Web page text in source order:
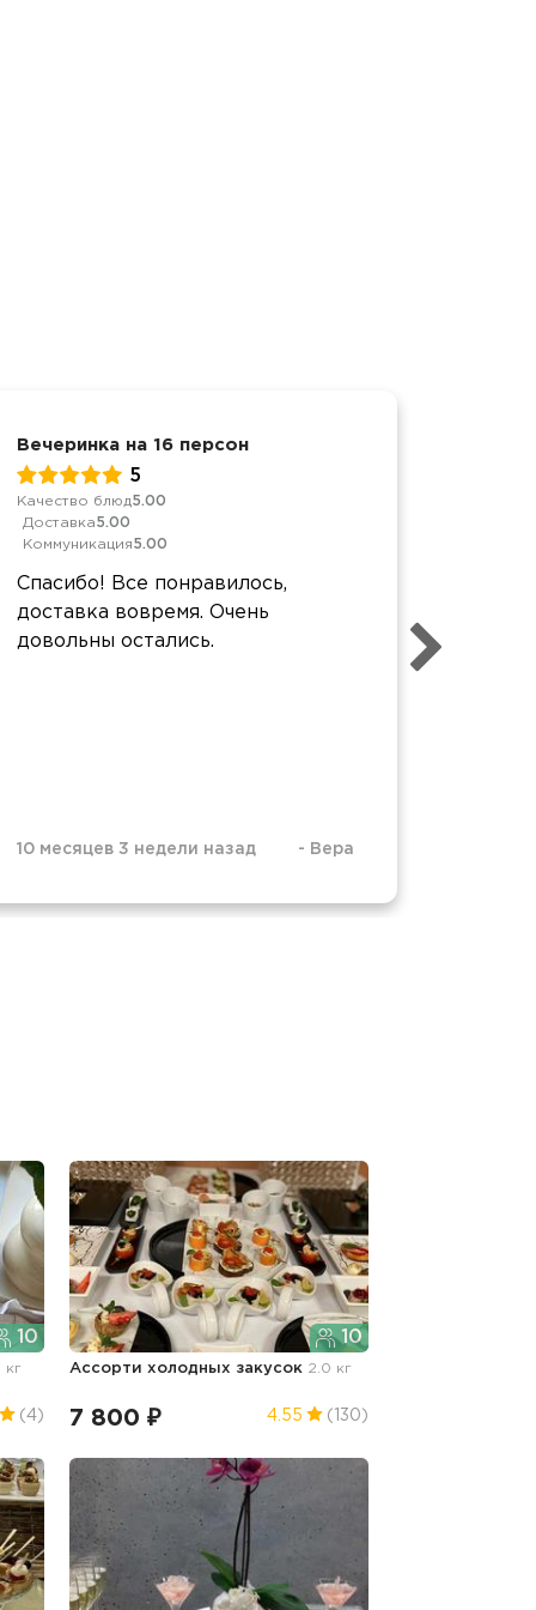
Вечеринка на 16 персон
5
Качество блюд5.00
Доставка5.00
Коммуникация5.00
Спасибо! Все понравилось,
доставка вовремя. Очень
довольны остались.
10 месяцев 3 недели назад - Вера
10
кг
(4)
10
Ассорти холодных закусок 2.0 кг
7 800 ₽ 4.55 (130)